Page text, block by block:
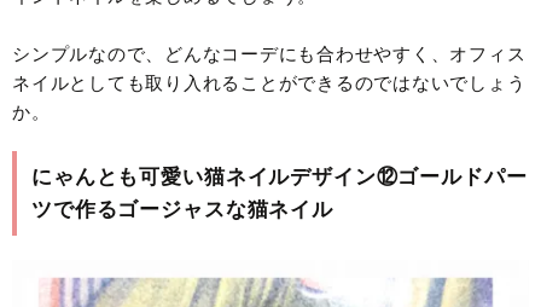
シンプルなので、どんなコーデにも合わせやすく、オフィス
ネイルとしても取り入れることができるのではないでしょう
か。
にゃんとも可愛い猫ネイルデザイン⑫ゴールドパー
ツで作るゴージャスな猫ネイル